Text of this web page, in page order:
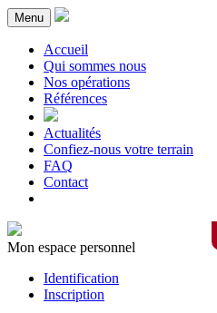
Menu
Accueil
Qui sommes nous
Nos opérations
Références
Actualités
Confiez-nous votre terrain
FAQ
Contact
Mon espace personnel
Identification
Inscription